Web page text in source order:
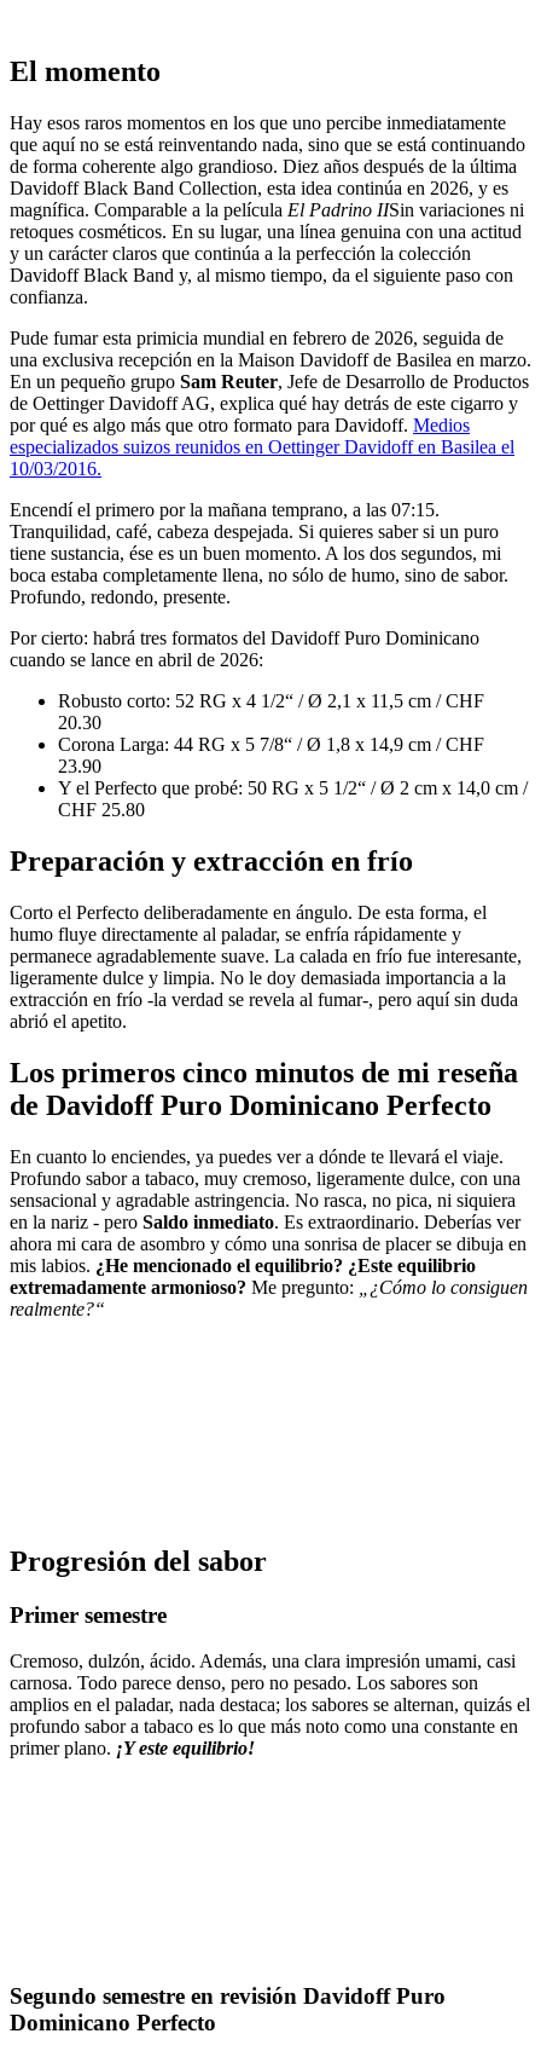
El momento
Hay esos raros momentos en los que uno percibe inmediatamente
que aquí no se está reinventando nada, sino que se está continuando
de forma coherente algo grandioso. Diez años después de la última
Davidoff Black Band Collection, esta idea continúa en 2026, y es
magnífica. Comparable a la película El Padrino IISin variaciones ni
retoques cosméticos. En su lugar, una línea genuina con una actitud
y un carácter claros que continúa a la perfección la colección
Davidoff Black Band y, al mismo tiempo, da el siguiente paso con
confianza.
Pude fumar esta primicia mundial en febrero de 2026, seguida de
una exclusiva recepción en la Maison Davidoff de Basilea en marzo.
En un pequeño grupo Sam Reuter, Jefe de Desarrollo de Productos
de Oettinger Davidoff AG, explica qué hay detrás de este cigarro y
por qué es algo más que otro formato para Davidoff. Medios
especializados suizos reunidos en Oettinger Davidoff en Basilea el
10/03/2016.
Encendí el primero por la mañana temprano, a las 07:15.
Tranquilidad, café, cabeza despejada. Si quieres saber si un puro
tiene sustancia, ése es un buen momento. A los dos segundos, mi
boca estaba completamente llena, no sólo de humo, sino de sabor.
Profundo, redondo, presente.
Por cierto: habrá tres formatos del Davidoff Puro Dominicano
cuando se lance en abril de 2026:
Robusto corto: 52 RG x 4 1/2“ / Ø 2,1 x 11,5 cm / CHF
20.30
Corona Larga: 44 RG x 5 7/8“ / Ø 1,8 x 14,9 cm / CHF
23.90
Y el Perfecto que probé: 50 RG x 5 1/2“ / Ø 2 cm x 14,0 cm /
CHF 25.80
Preparación y extracción en frío
Corto el Perfecto deliberadamente en ángulo. De esta forma, el
humo fluye directamente al paladar, se enfría rápidamente y
permanece agradablemente suave. La calada en frío fue interesante,
ligeramente dulce y limpia. No le doy demasiada importancia a la
extracción en frío -la verdad se revela al fumar-, pero aquí sin duda
abrió el apetito.
Los primeros cinco minutos de mi reseña
de Davidoff Puro Dominicano Perfecto
En cuanto lo enciendes, ya puedes ver a dónde te llevará el viaje.
Profundo sabor a tabaco, muy cremoso, ligeramente dulce, con una
sensacional y agradable astringencia. No rasca, no pica, ni siquiera
en la nariz - pero Saldo inmediato. Es extraordinario. Deberías ver
ahora mi cara de asombro y cómo una sonrisa de placer se dibuja en
mis labios. ¿He mencionado el equilibrio? ¿Este equilibrio
extremadamente armonioso? Me pregunto:
„¿Cómo lo consiguen
realmente?“
Progresión del sabor
Primer semestre
Cremoso, dulzón, ácido. Además, una clara impresión umami, casi
carnosa. Todo parece denso, pero no pesado. Los sabores son
amplios en el paladar, nada destaca; los sabores se alternan, quizás el
profundo sabor a tabaco es lo que más noto como una constante en
primer plano. ¡Y este equilibrio!
Segundo semestre en revisión Davidoff Puro
Dominicano Perfecto